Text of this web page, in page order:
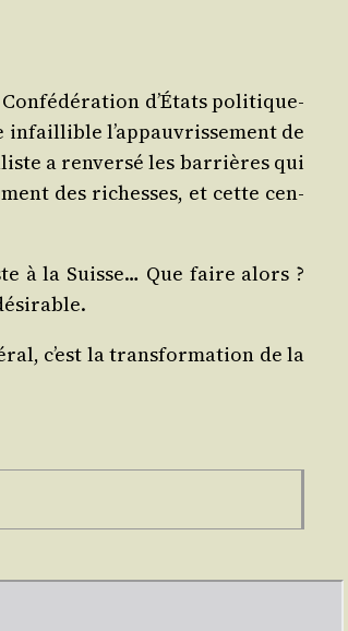
d’É­tats poli­ti­que­
infaillible l’ap­pau­vris­se­ment de
a ren­ver­sé les bar­rières qui
des richesses, et cette cen­
à la Suisse… Que faire alors ?
c’est la trans­for­ma­tion de la